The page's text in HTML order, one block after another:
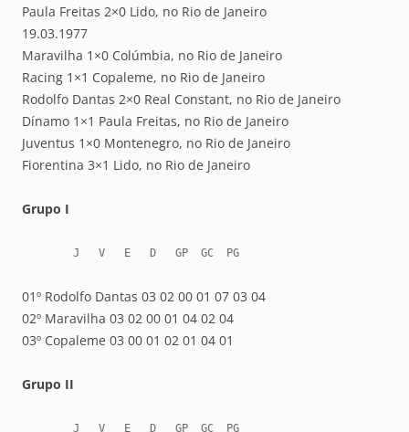
Paula Freitas 2×0 Lido, no Rio de Janeiro
19.03.1977
Maravilha 1×0 Colúmbia, no Rio de Janeiro
Racing 1×1 Copaleme, no Rio de Janeiro
Rodolfo Dantas 2×0 Real Constant, no Rio de Janeiro
Dínamo 1×1 Paula Freitas, no Rio de Janeiro
Juventus 1×0 Montenegro, no Rio de Janeiro
Fiorentina 3×1 Lido, no Rio de Janeiro
Grupo I
        J   V   E   D   GP  GC  PG
01º Rodolfo Dantas 03 02 00 01 07 03 04
02º Maravilha 03 02 00 01 04 02 04
03º Copaleme 03 00 01 02 01 04 01
Grupo II
        J   V   E   D   GP  GC  PG